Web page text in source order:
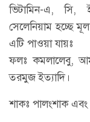
ভিটামিন-এ, সি,
সেলেনিয়াম হচ্ছে
এটি পাওয়া যায়ঃ
ফলঃ কমলালেবু,
তরমুজ ইত্যাদি।
শাকঃ পালংশাক